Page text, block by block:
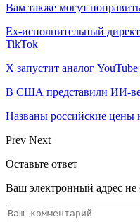
Вам также могут
Ex-исполнительный
TikTok
X запустит аналог
В США представили ИИ-
Названы российские
Prev Next
Оставьте ответ
Ваш электронный адрес не